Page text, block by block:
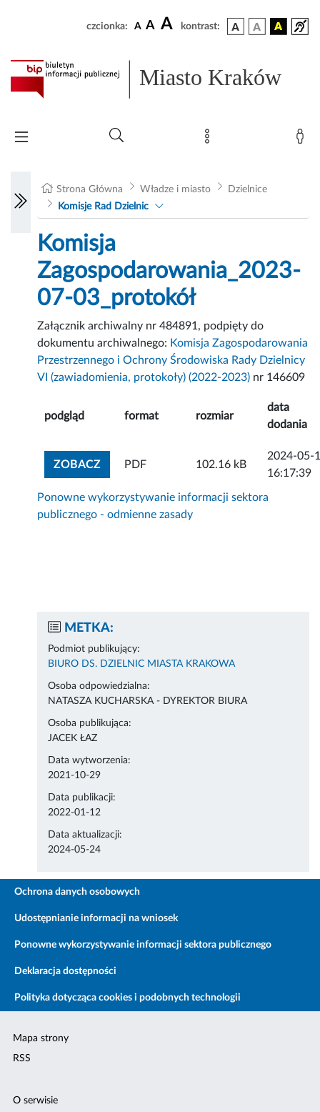
czcionka: A A A kontrast:
Miasto Kraków
Strona Główna Władze i miasto
Dzielnice
Komisje Rad Dzielnic
Komisja
Zagospodarowania_2023-
07-03_protokół
Załącznik archiwalny nr 484891, podpięty do
dokumentu archiwalnego: Komisja Zagospodarowania
Przestrzennego i Ochrony Środowiska Rady Dzielnicy
VI (zawiadomienia, protokoły) (2022-2023) nr 146609
podgląd format rozmiar
data
dodania
ZOBACZZOBACZ ZAŁĄCZNIK
PDF 102.16 kB
2024-05-
16:17:39
Ponowne wykorzystywanie informacji sektora
publicznego - odmienne zasady
METKA:
Podmiot publikujący:
BIURO DS. DZIELNIC MIASTA KRAKOWA
Osoba odpowiedzialna:
NATASZA KUCHARSKA - DYREKTOR BIURA
Osoba publikująca:
JACEK ŁAZ
Data wytworzenia:
2021-10-29
Data publikacji:
2022-01-12
Data aktualizacji:
2024-05-24
Ochrona danych osobowych
Udostępnianie informacji na wniosek
Ponowne wykorzystywanie informacji sektora publicznego
Deklaracja dostępności
Polityka dotycząca cookies i podobnych technologii
Mapa strony
RSS
O serwisie